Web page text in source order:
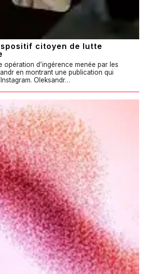
citoyen de lutte
opération d’ingérence menée par les
en montrant une publication qui
Oleksandr…